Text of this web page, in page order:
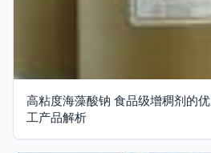
高粘度海藻酸钠 食品级增稠剂的
工产品解析